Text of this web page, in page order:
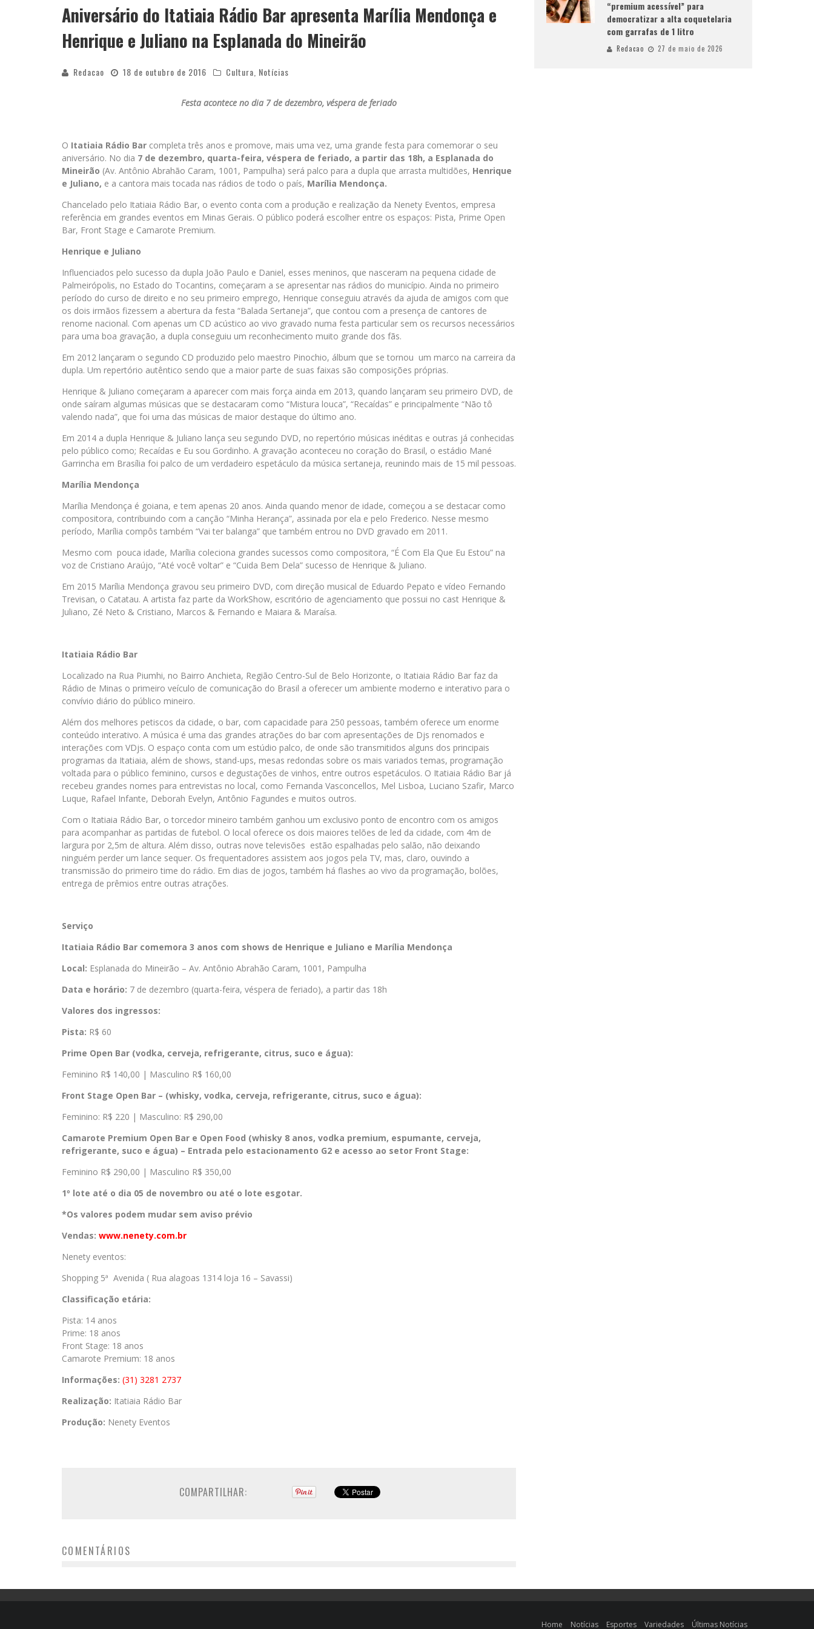
Aniversário do Itatiaia Rádio Bar apresenta Marília Mendonça e
Henrique e Juliano na Esplanada do Mineirão
Redacao 18 de outubro de 2016 Cultura, Notícias
Festa acontece no dia 7 de dezembro, véspera de feriado
O Itatiaia Rádio Bar completa três anos e promove, mais uma vez, uma grande festa para comemorar o seu
aniversário. No dia 7 de dezembro, quarta-feira, véspera de feriado, a partir das 18h, a Esplanada do
Mineirão (Av. Antônio Abrahão Caram, 1001, Pampulha) será palco para a dupla que arrasta multidões, Henrique
e Juliano, e a cantora mais tocada nas rádios de todo o país, Marília Mendonça.
Chancelado pelo Itatiaia Rádio Bar, o evento conta com a produção e realização da Nenety Eventos, empresa
referência em grandes eventos em Minas Gerais. O público poderá escolher entre os espaços: Pista, Prime Open
Bar, Front Stage e Camarote Premium.
Henrique e Juliano
Influenciados pelo sucesso da dupla João Paulo e Daniel, esses meninos, que nasceram na pequena cidade de
Palmeirópolis, no Estado do Tocantins, começaram a se apresentar nas rádios do município. Ainda no primeiro
período do curso de direito e no seu primeiro emprego, Henrique conseguiu através da ajuda de amigos com que
os dois irmãos fizessem a abertura da festa “Balada Sertaneja”, que contou com a presença de cantores de
renome nacional. Com apenas um CD acústico ao vivo gravado numa festa particular sem os recursos necessários
para uma boa gravação, a dupla conseguiu um reconhecimento muito grande dos fãs.
Em 2012 lançaram o segundo CD produzido pelo maestro Pinochio, álbum que se tornou um marco na carreira da
dupla. Um repertório autêntico sendo que a maior parte de suas faixas são composições próprias.
Henrique & Juliano começaram a aparecer com mais força ainda em 2013, quando lançaram seu primeiro DVD, de
onde saíram algumas músicas que se destacaram como “Mistura louca”, “Recaídas” e principalmente “Não tô
valendo nada”, que foi uma das músicas de maior destaque do último ano.
Em 2014 a dupla Henrique & Juliano lança seu segundo DVD, no repertório músicas inéditas e outras já conhecidas
pelo público como; Recaídas e Eu sou Gordinho. A gravação aconteceu no coração do Brasil, o estádio Mané
Garrincha em Brasília foi palco de um verdadeiro espetáculo da música sertaneja, reunindo mais de 15 mil pessoas.
Marília Mendonça
Marília Mendonça é goiana, e tem apenas 20 anos. Ainda quando menor de idade, começou a se destacar como
compositora, contribuindo com a canção “Minha Herança”, assinada por ela e pelo Frederico. Nesse mesmo
período, Marília compôs também “Vai ter balanga” que também entrou no DVD gravado em 2011.
Mesmo com pouca idade, Marília coleciona grandes sucessos como compositora, “É Com Ela Que Eu Estou” na
voz de Cristiano Araújo, “Até você voltar” e “Cuida Bem Dela” sucesso de Henrique & Juliano.
Em 2015 Marília Mendonça gravou seu primeiro DVD, com direção musical de Eduardo Pepato e vídeo Fernando
Trevisan, o Catatau. A artista faz parte da WorkShow, escritório de agenciamento que possui no cast Henrique &
Juliano, Zé Neto & Cristiano, Marcos & Fernando e Maiara & Maraísa.
Itatiaia Rádio Bar
Localizado na Rua Piumhi, no Bairro Anchieta, Região Centro-Sul de Belo Horizonte, o Itatiaia Rádio Bar faz da
Rádio de Minas o primeiro veículo de comunicação do Brasil a oferecer um ambiente moderno e interativo para o
convívio diário do público mineiro.
Além dos melhores petiscos da cidade, o bar, com capacidade para 250 pessoas, também oferece um enorme
conteúdo interativo. A música é uma das grandes atrações do bar com apresentações de Djs renomados e
interações com VDjs. O espaço conta com um estúdio palco, de onde são transmitidos alguns dos principais
programas da Itatiaia, além de shows, stand-ups, mesas redondas sobre os mais variados temas, programação
voltada para o público feminino, cursos e degustações de vinhos, entre outros espetáculos. O Itatiaia Rádio Bar já
recebeu grandes nomes para entrevistas no local, como Fernanda Vasconcellos, Mel Lisboa, Luciano Szafir, Marco
Luque, Rafael Infante, Deborah Evelyn, Antônio Fagundes e muitos outros.
Com o Itatiaia Rádio Bar, o torcedor mineiro também ganhou um exclusivo ponto de encontro com os amigos
para acompanhar as partidas de futebol. O local oferece os dois maiores telões de led da cidade, com 4m de
largura por 2,5m de altura. Além disso, outras nove televisões estão espalhadas pelo salão, não deixando
ninguém perder um lance sequer. Os frequentadores assistem aos jogos pela TV, mas, claro, ouvindo a
transmissão do primeiro time do rádio. Em dias de jogos, também há flashes ao vivo da programação, bolões,
entrega de prêmios entre outras atrações.
Serviço
Itatiaia Rádio Bar comemora 3 anos com shows de Henrique e Juliano e Marília Mendonça
Local: Esplanada do Mineirão – Av. Antônio Abrahão Caram, 1001, Pampulha
Data e horário: 7 de dezembro (quarta-feira, véspera de feriado), a partir das 18h
Valores dos ingressos:
Pista: R$ 60
Prime Open Bar (vodka, cerveja, refrigerante, citrus, suco e água):
Feminino R$ 140,00 | Masculino R$ 160,00
Front Stage Open Bar – (whisky, vodka, cerveja, refrigerante, citrus, suco e água):
Feminino: R$ 220 | Masculino: R$ 290,00
Camarote Premium Open Bar e Open Food (whisky 8 anos, vodka premium, espumante, cerveja,
refrigerante, suco e água) – Entrada pelo estacionamento G2 e acesso ao setor Front Stage:
Feminino R$ 290,00 | Masculino R$ 350,00
1º lote até o dia 05 de novembro ou até o lote esgotar.
*Os valores podem mudar sem aviso prévio
Vendas: www.nenety.com.br
Nenety eventos:
Shopping 5ª Avenida ( Rua alagoas 1314 loja 16 – Savassi)
Classificação etária:
Pista: 14 anos
Prime: 18 anos
Front Stage: 18 anos
Camarote Premium: 18 anos
Informações: (31) 3281 2737
Realização: Itatiaia Rádio Bar
Produção: Nenety Eventos
COMPARTILHAR:
COMENTÁRIOS
“premium acessível” para
democratizar a alta coquetelaria
com garrafas de 1 litro
Redacao 27 de maio de 2026
Home Notícias Esportes Variedades Últimas Notícias